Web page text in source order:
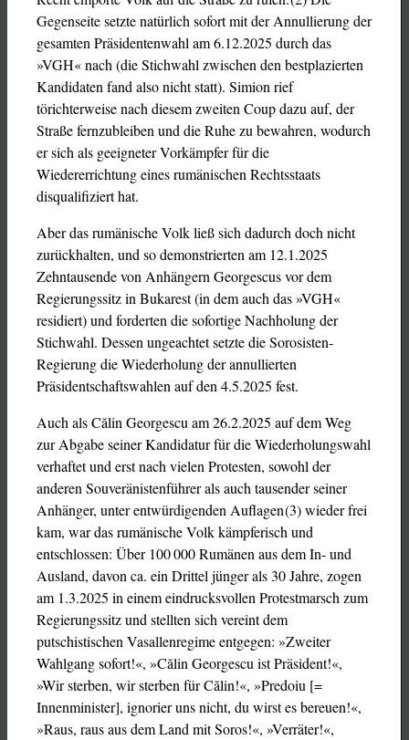
Gegenseite setzte natürlich sofort mit der Annullierung der
gesamten Präsidentenwahl am 6.12.2025 durch das
»VGH« nach (die Stichwahl zwischen den bestplazierten
Kandidaten fand also nicht statt). Simion rief
törichterweise nach diesem zweiten Coup dazu auf, der
Straße fernzubleiben und die Ruhe zu bewahren, wodurch
er sich als geeigneter Vorkämpfer für die
Wiedererrichtung eines rumänischen Rechtsstaats
disqualifiziert hat.
Aber das rumänische Volk ließ sich dadurch doch nicht
zurückhalten, und so demonstrierten am 12.1.2025
Zehntausende von Anhängern Georgescus vor dem
Regierungssitz in Bukarest (in dem auch das »VGH«
residiert) und forderten die sofortige Nachholung der
Stichwahl. Dessen ungeachtet setzte die Sorosisten-
Regierung die Wiederholung der annullierten
Präsidentschaftswahlen auf den 4.5.2025 fest.
Auch als Călin Georgescu am 26.2.2025 auf dem Weg
zur Abgabe seiner Kandidatur für die Wiederholungswahl
verhaftet und erst nach vielen Protesten, sowohl der
anderen Souveränistenführer als auch tausender seiner
Anhänger, unter entwürdigenden Auflagen (3) wieder frei
kam, war das rumänische Volk kämpferisch und
entschlossen: Über 100 000 Rumänen aus dem In- und
Ausland, davon ca. ein Drittel jünger als 30 Jahre, zogen
am 1.3.2025 in einem eindrucksvollen Protestmarsch zum
Regierungssitz und stellten sich vereint dem
putschistischen Vasallenregime entgegen: »Zweiter
Wahlgang sofort!«, »Călin Georgescu ist Präsident!«,
»Wir sterben, wir sterben für Călin!«, »Predoiu [=
Innenminister], ignorier uns nicht, du wirst es bereuen!«,
»Raus, raus aus dem Land mit Soros!«, »Verräter!«,